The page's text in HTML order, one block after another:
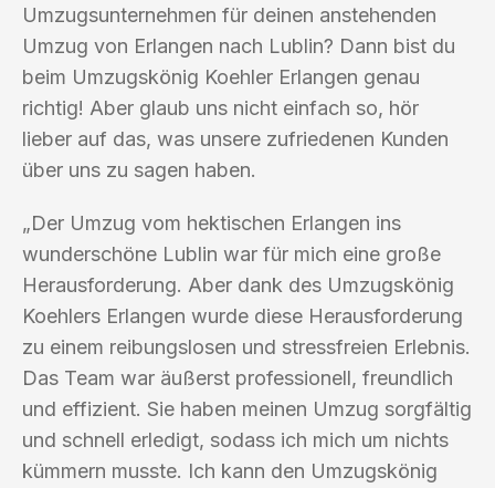
Umzugsunternehmen für deinen anstehenden
Umzug von Erlangen nach Lublin? Dann bist du
beim Umzugskönig Koehler Erlangen genau
richtig! Aber glaub uns nicht einfach so, hör
lieber auf das, was unsere zufriedenen Kunden
über uns zu sagen haben.
„Der Umzug vom hektischen Erlangen ins
wunderschöne Lublin war für mich eine große
Herausforderung. Aber dank des Umzugskönig
Koehlers Erlangen wurde diese Herausforderung
zu einem reibungslosen und stressfreien Erlebnis.
Das Team war äußerst professionell, freundlich
und effizient. Sie haben meinen Umzug sorgfältig
und schnell erledigt, sodass ich mich um nichts
kümmern musste. Ich kann den Umzugskönig